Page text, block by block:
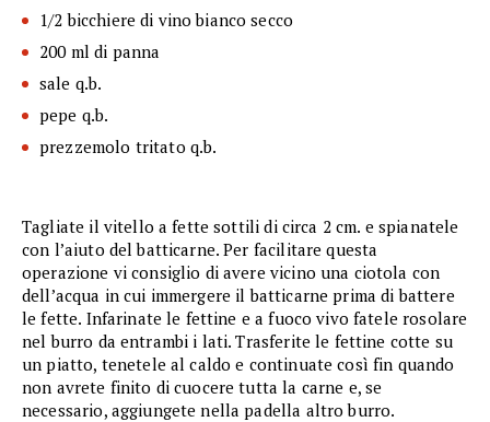
1/2 bicchiere di vino bianco secco
200 ml di panna
sale q.b.
pepe q.b.
prezzemolo tritato q.b.
Tagliate il vitello a fette sottili di circa 2 cm. e spianatele
con l’aiuto del batticarne. Per facilitare questa
operazione vi consiglio di avere vicino una ciotola con
dell’acqua in cui immergere il batticarne prima di battere
le fette. Infarinate le fettine e a fuoco vivo fatele rosolare
nel burro da entrambi i lati. Trasferite le fettine cotte su
un piatto, tenetele al caldo e continuate così fin quando
non avrete finito di cuocere tutta la carne e, se
necessario, aggiungete nella padella altro burro.